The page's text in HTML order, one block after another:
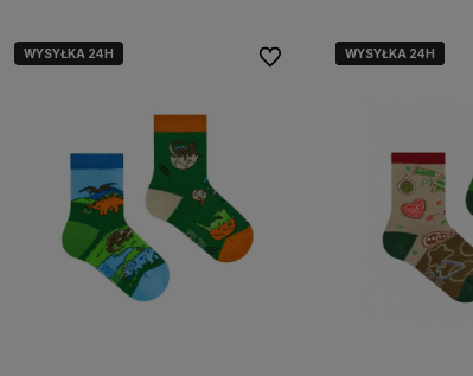
WYSYŁKA 24H Do ulubionychWYSYŁKA 24H
WYSYŁKA 24H
WYSYŁKA 24H